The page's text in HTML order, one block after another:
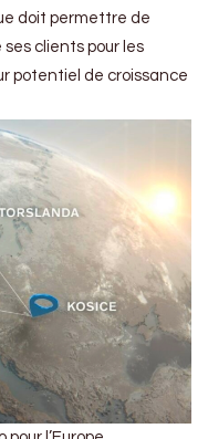
doit permettre de
clients pour les
potentiel de croissance